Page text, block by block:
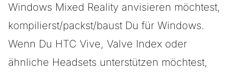
Windows Mixed Reality anvisieren möchtest,
kompilierst/packst/baust Du für Windows.
Wenn Du HTC Vive, Valve Index oder
ähnliche Headsets unterstützen möchtest,